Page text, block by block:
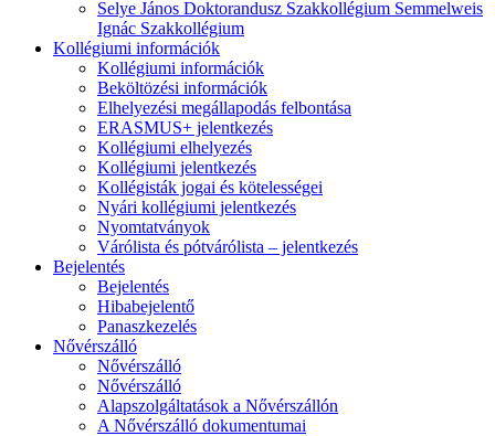
Selye János Doktorandusz Szakkollégium Semmelweis
Ignác Szakkollégium
Kollégiumi információk
Kollégiumi információk
Beköltözési információk
Elhelyezési megállapodás felbontása
ERASMUS+ jelentkezés
Kollégiumi elhelyezés
Kollégiumi jelentkezés
Kollégisták jogai és kötelességei
Nyári kollégiumi jelentkezés
Nyomtatványok
Várólista és pótvárólista – jelentkezés
Bejelentés
Bejelentés
Hibabejelentő
Panaszkezelés
Nővérszálló
Nővérszálló
Nővérszálló
Alapszolgáltatások a Nővérszállón
A Nővérszálló dokumentumai